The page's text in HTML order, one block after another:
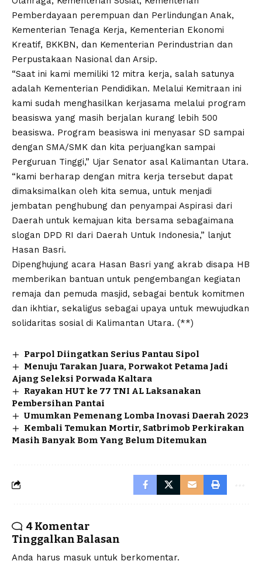
Pemberdayaan perempuan dan Perlindungan Anak,
Kementerian Tenaga Kerja, Kementerian Ekonomi
Kreatif, BKKBN, dan Kementerian Perindustrian dan
Perpustakaan Nasional dan Arsip.
“Saat ini kami memiliki 12 mitra kerja, salah satunya
adalah Kementerian Pendidikan. Melalui Kemitraan ini
kami sudah menghasilkan kerjasama melalui program
beasiswa yang masih berjalan kurang lebih 500
beasiswa. Program beasiswa ini menyasar SD sampai
dengan SMA/SMK dan kita perjuangkan sampai
Perguruan Tinggi,” Ujar Senator asal Kalimantan Utara.
“kami berharap dengan mitra kerja tersebut dapat
dimaksimalkan oleh kita semua, untuk menjadi
jembatan penghubung dan penyampai Aspirasi dari
Daerah untuk kemajuan kita bersama sebagaimana
slogan DPD RI dari Daerah Untuk Indonesia,” lanjut
Hasan Basri.
Dipenghujung acara Hasan Basri yang akrab disapa HB
memberikan bantuan untuk pengembangan kegiatan
remaja dan pemuda masjid, sebagai bentuk komitmen
dan ikhtiar, sekaligus sebagai upaya untuk mewujudkan
solidaritas sosial di Kalimantan Utara. (**)
Parpol Diingatkan Serius Pantau Sipol
Menuju Tarakan Juara, Porwakot Petama Jadi
Ajang Seleksi Porwada Kaltara
Rayakan HUT ke 77 TNI AL Laksanakan
Pembersihan Pantai
Umumkan Pemenang Lomba Inovasi Daerah 2023
Kembali Temukan Mortir, Satbrimob Perkirakan
Masih Banyak Bom Yang Belum Ditemukan
4 Komentar
Tinggalkan Balasan
Anda harus masuk untuk berkomentar.